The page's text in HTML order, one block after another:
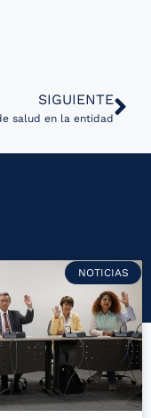
SIGUIENTE
salud en la entidad
NOTICIAS